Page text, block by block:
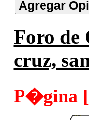
Foro de
cruz,
P�gina